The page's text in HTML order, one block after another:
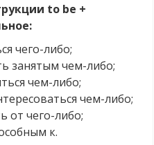
to be +
чего-либо;
занятым чем-либо;
чем-либо;
чем-либо;
от чего-либо;
к.